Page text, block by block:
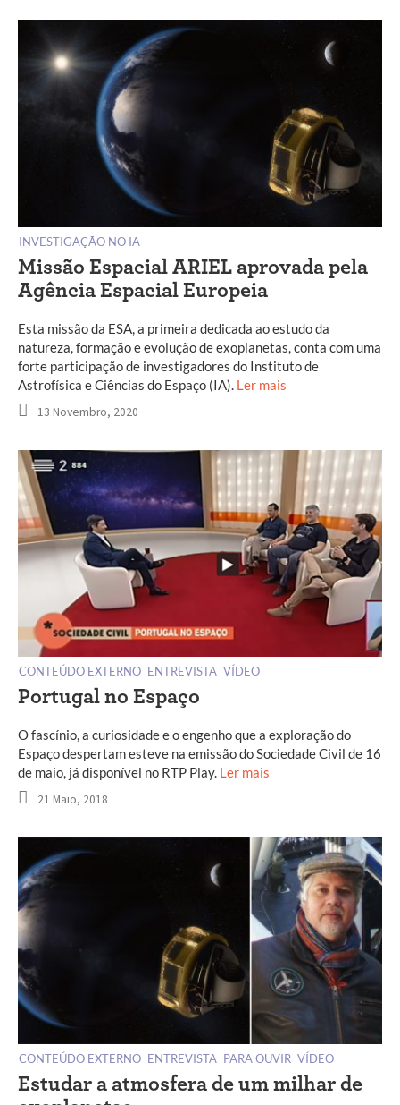
INVESTIGAÇÃO NO IA
Missão Espacial ARIEL aprovada pela
Agência Espacial Europeia
Esta missão da ESA, a primeira dedicada ao estudo da
natureza, formação e evolução de exoplanetas, conta com uma
forte participação de investigadores do Instituto de
Astrofísica e Ciências do Espaço (IA). Ler mais
13 Novembro, 2020
CONTEÚDO EXTERNO ENTREVISTA VÍDEO
Portugal no Espaço
O fascínio, a curiosidade e o engenho que a exploração do
Espaço despertam esteve na emissão do Sociedade Civil de 16
de maio, já disponível no RTP Play. Ler mais
21 Maio, 2018
CONTEÚDO EXTERNO ENTREVISTA PARA OUVIR VÍDEO
Estudar a atmosfera de um milhar de